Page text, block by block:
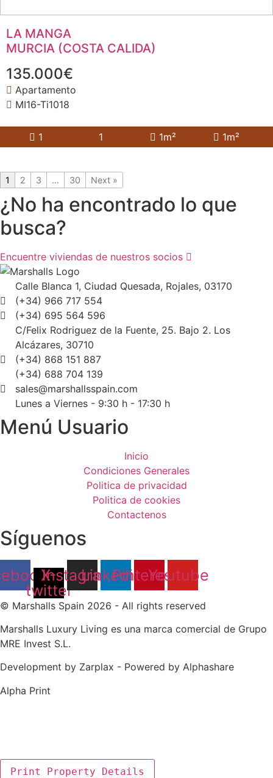
LA MANGA
MURCIA (COSTA CALIDA)
135.000€
Apartamento
MI16-Ti1018
1 1 1m² 1m²
1 2 3 … 30 Next »
¿No ha encontrado lo que
busca?
Encuentre viviendas de nuestros socios
Calle Blanca 1, Ciudad Quesada, Rojales, 03170
(+34) 966 717 554
(+34) 695 564 596
C/Felix Rodriguez de la Fuente, 25. Bajo 2. Los
Alcázares, 30710
(+34) 868 151 887
(+34) 688 704 139
sales@marshallsspain.com
Lunes a Viernes - 9:30 h - 17:30 h
Menú Usuario
Inicio
Condiciones Generales
Politica de privacidad
Politica de cookies
Contactenos
Síguenos
X-
twitter
Instagram
LinkedinPinterestYoutube
© Marshalls Spain 2026 - All rights reserved
Marshalls Luxury Living es una marca comercial de Grupo
MRE Invest S.L.
Development by Zarplax - Powered by Alphashare
Alpha Print